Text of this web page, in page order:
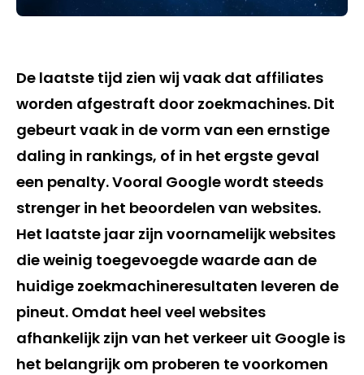
De laatste tijd zien wij vaak dat affiliates
worden afgestraft door zoekmachines. Dit
gebeurt vaak in de vorm van een ernstige
daling in rankings, of in het ergste geval
een penalty. Vooral Google wordt steeds
strenger in het beoordelen van websites.
Het laatste jaar zijn voornamelijk websites
die weinig toegevoegde waarde aan de
huidige zoekmachineresultaten leveren de
pineut. Omdat heel veel websites
afhankelijk zijn van het verkeer uit Google is
het belangrijk om proberen te voorkomen